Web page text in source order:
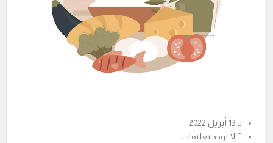
13 أبريل 2022
لا توجد تعليقات